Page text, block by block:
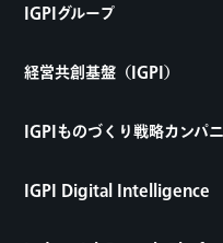
IGPIグループ
経営共創基盤（IGPI）
IGPIものづくり戦略カンパニ
IGPI Digital Intelligence